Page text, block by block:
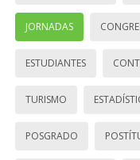
JORNADAS
ESTUDIANTES
TURISMO
POSGRADO